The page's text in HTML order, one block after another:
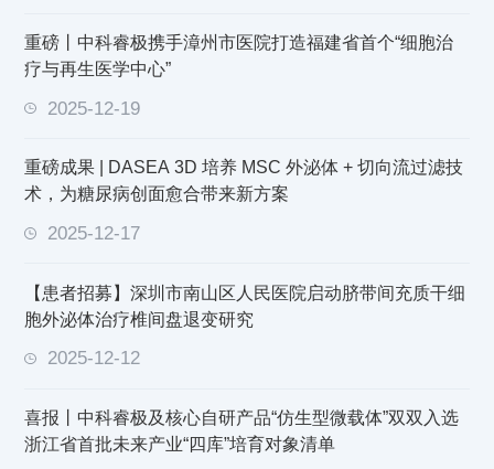
重磅丨中科睿极携手漳州市医院打造福建省首个“细胞治
疗与再生医学中心”
2025-12-19
重磅成果 | DASEA 3D 培养 MSC 外泌体 + 切向流过滤技
术，为糖尿病创面愈合带来新方案
2025-12-17
【患者招募】深圳市南山区人民医院启动脐带间充质干细
胞外泌体治疗椎间盘退变研究
2025-12-12
喜报丨中科睿极及核心自研产品“仿生型微载体”双双入选
浙江省首批未来产业“四库”培育对象清单